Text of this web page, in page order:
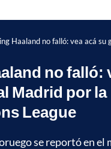
Haaland no falló: vea acá su
no falló:
Madrid por la
League
se reportó en el